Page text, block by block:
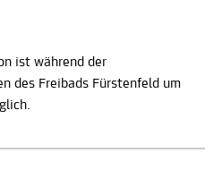
ist während der
des Freibads Fürstenfeld um